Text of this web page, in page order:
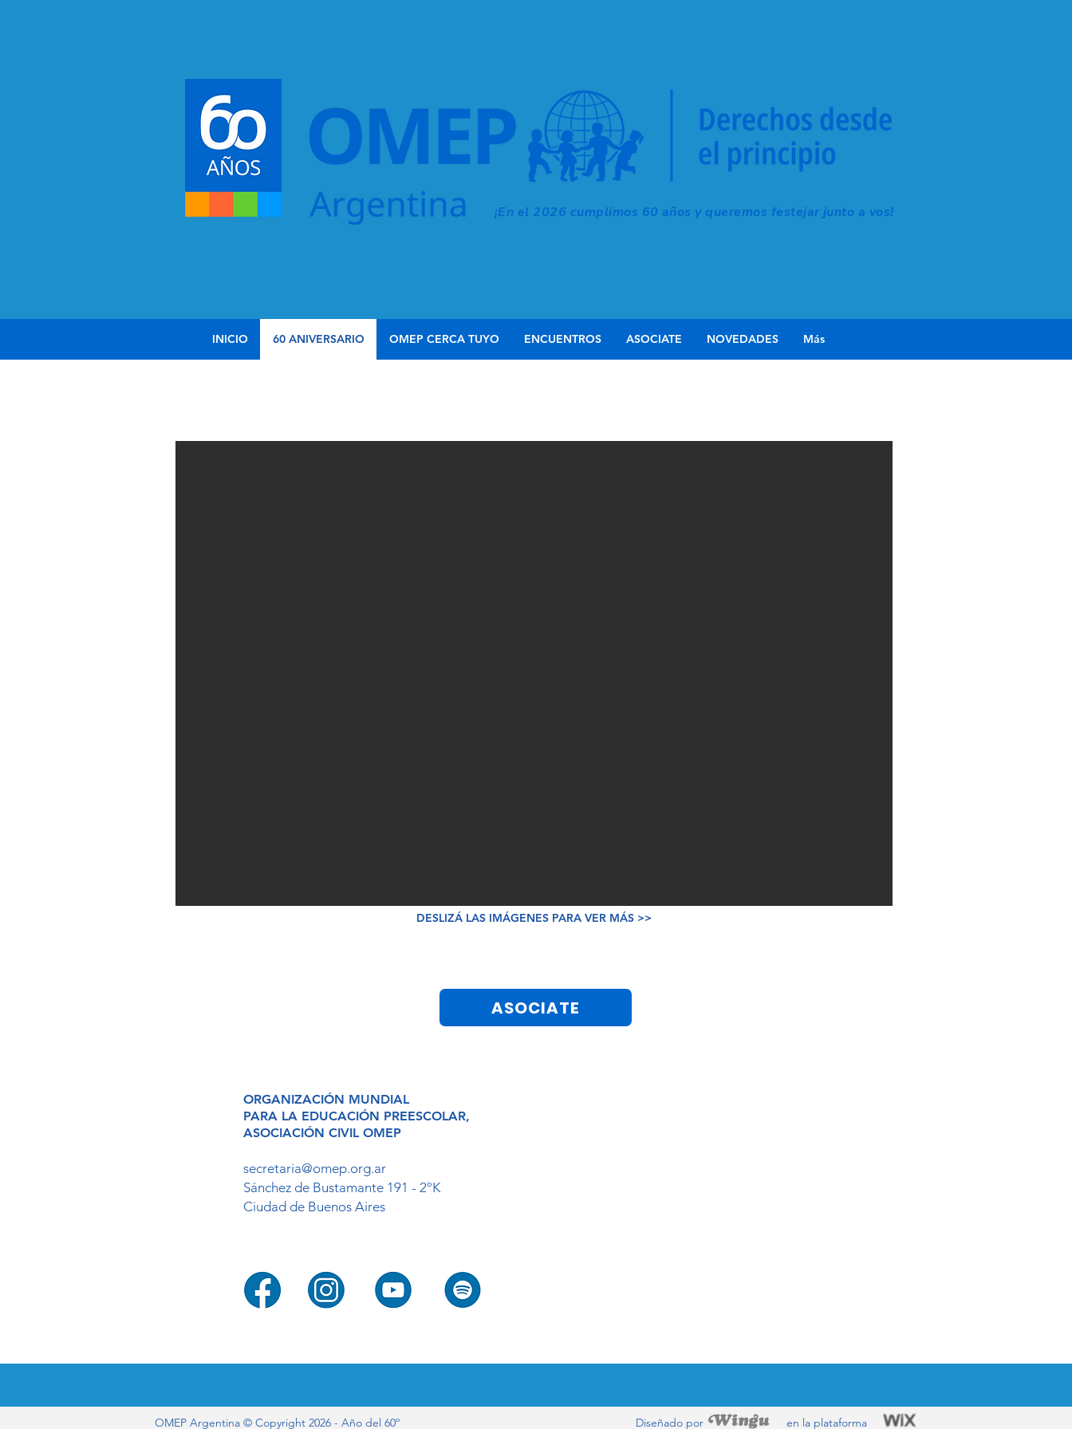
¡En el 2026 cumplimos 60 años y queremos festejar junto a vos!
INICIO 60 ANIVERSARIO OMEP CERCA TUYO ENCUENTROS ASOCIATE NOVEDADES Más
DESLIZÁ LAS IMÁGENES PARA VER MÁS >>
ASOCIATE
ORGANIZACIÓN MUNDIAL
PARA LA EDUCACIÓN PREESCOLAR,
ASOCIACIÓN CIVIL OMEP
secretaria@omep.org.ar
Sánchez de Bustamante 191 - 2ºK
Ciudad de Buenos Aires
OMEP Argentina © Copyright 2026 - Año del 60º Diseñado por en la plataforma